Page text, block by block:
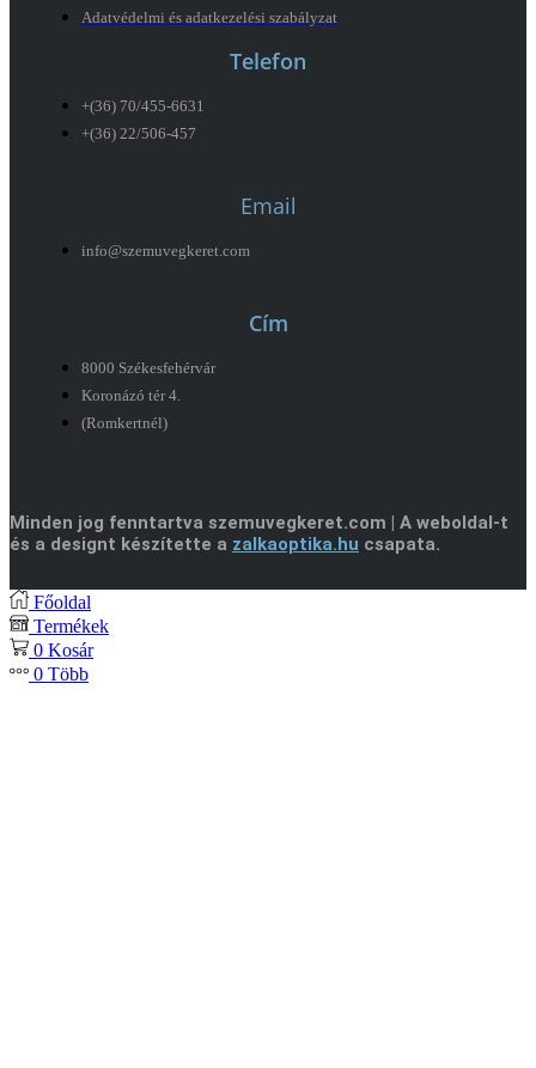
Adatvédelmi és adatkezelési szabályzat
Telefon
+(36) 70/455-6631
+(36) 22/506-457
Email
info@szemuvegkeret.com
Cím
8000 Székesfehérvár
Koronázó tér 4.
(Romkertnél)
Minden jog fenntartva szemuvegkeret.com | A weboldal-t
és a designt készítette a zalkaoptika.hu csapata.
Főoldal
Termékek
0 Kosár
0 Több